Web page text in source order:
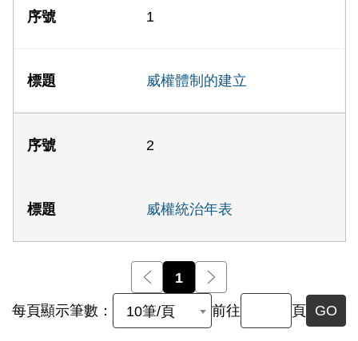
1
威權體制的建立
2
威權統治年表
前一頁
1
每頁顯示筆數： 10筆/頁 前往 頁 GO